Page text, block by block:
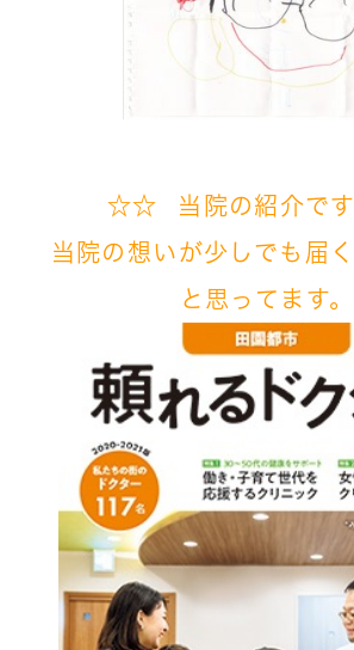
☆☆ 当院の紹介で
当院の想いが少しでも届
と 思ってます。